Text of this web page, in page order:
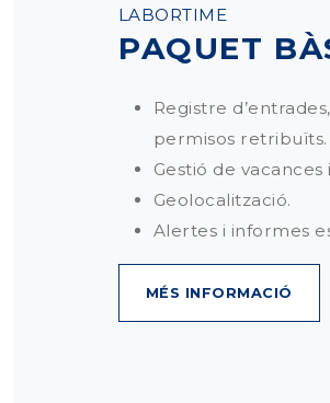
LABORTIME
PAQUET
Registre
permisos retribuïts.
Gestió de vacances
Geolocalització.
Alertes i informes
MÉS INFORMACIÓ